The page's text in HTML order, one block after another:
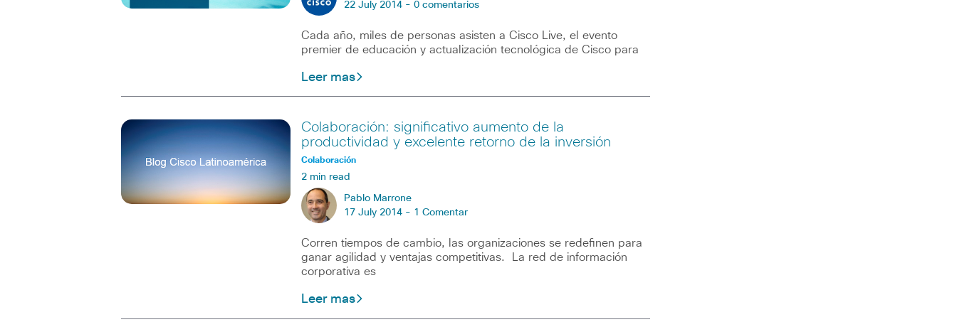
22 July 2014 - 0 comentarios
Cada año, miles de personas asisten a Cisco Live, el evento
premier de educación y actualización tecnológica de Cisco para
Leer mas
Colaboración: significativo aumento de la
productividad y excelente retorno de la inversión
Colaboración
2 min read
Pablo Marrone
17 July 2014 - 1 Comentar
Corren tiempos de cambio, las organizaciones se redefinen para
ganar agilidad y ventajas competitivas. La red de información
corporativa es
Leer mas